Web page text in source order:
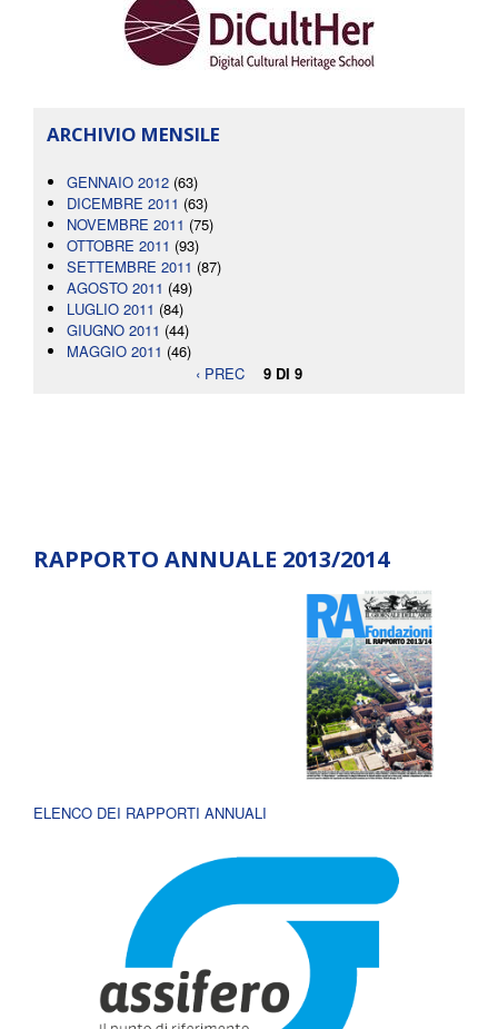
ARCHIVIO MENSILE
GENNAIO 2012 (63)
DICEMBRE 2011 (63)
NOVEMBRE 2011 (75)
OTTOBRE 2011 (93)
SETTEMBRE 2011 (87)
AGOSTO 2011 (49)
LUGLIO 2011 (84)
GIUGNO 2011 (44)
MAGGIO 2011 (46)
‹ PREC
9 DI 9
RAPPORTO ANNUALE 2013/2014
ELENCO DEI RAPPORTI ANNUALI